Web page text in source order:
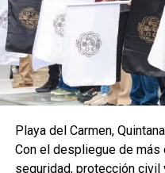
Playa del Carmen,
Con el despliegue de
seguridad, protección civil